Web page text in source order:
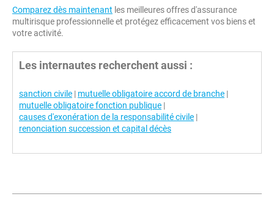
Comparez dès maintenant les meilleures offres d'assurance
multirisque professionnelle et protégez efficacement vos biens et
votre activité.
Les internautes recherchent aussi :
sanction civile | mutuelle obligatoire accord de branche |
mutuelle obligatoire fonction publique |
causes d'exonération de la responsabilité civile |
renonciation succession et capital décès